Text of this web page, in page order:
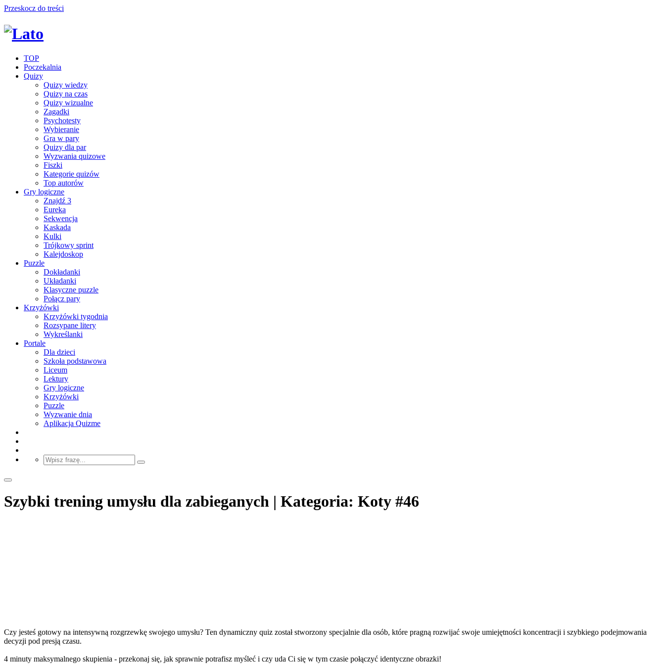
Przeskocz do treści
TOP
Poczekalnia
Quizy
Quizy wiedzy
Quizy na czas
Quizy wizualne
Zagadki
Psychotesty
Wybieranie
Gra w pary
Quizy dla par
Wyzwania quizowe
Fiszki
Kategorie quizów
Top autorów
Gry logiczne
Znajdź 3
Eureka
Sekwencja
Kaskada
Kulki
Trójkowy sprint
Kalejdoskop
Puzzle
Dokładanki
Układanki
Klasyczne puzzle
Połącz pary
Krzyżówki
Krzyżówki tygodnia
Rozsypane litery
Wykreślanki
Portale
Dla dzieci
Szkoła podstawowa
Liceum
Lektury
Gry logiczne
Krzyżówki
Puzzle
Wyzwanie dnia
Aplikacja Quizme
Szybki trening umysłu dla zabieganych | Kategoria: Koty #46
Czy jesteś gotowy na intensywną rozgrzewkę swojego umysłu? Ten dynamiczny quiz został stworzony specjalnie dla osób, które pragną rozwijać swoje umiejętności koncentracji i szybkiego podejmowania
decyzji pod presją czasu.
4 minuty maksymalnego skupienia - przekonaj się, jak sprawnie potrafisz myśleć i czy uda Ci się w tym czasie połączyć identyczne obrazki!